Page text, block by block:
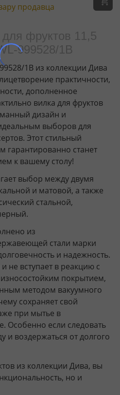
продавца
фруктов 11,5
1B
1B из коллекции Дива
практичности,
дополненное
вилка для фруктов
дизайн и
выборов для
Этот стильный
гарантированно станет
к вашему столу!
выбор между двумя
и матовой, а также
стальной,
из
стали марки
и надежность.
не вступает в реакцию с
покрытием,
методом вакуумного
сохраняет свой
при мытье в
Особенно если следовать
и воздержаться от долгого
из коллекции Дива, вы
но и